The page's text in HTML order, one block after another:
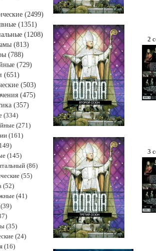
2
3
(2499)
(1351)
(1208)
(813)
(788)
(729)
(651)
(503)
(475)
(357)
(334)
(271)
(161)
(145)
(86)
(55)
(52)
(41)
(35)
(24)
(16)